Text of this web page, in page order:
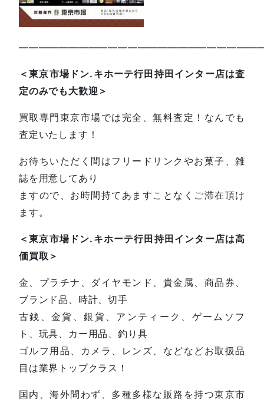
＜東京市場ドン.キホーテ行田持田インター店は査
定のみでも大歓迎＞
買取専門東京市場では完全、無料査定！なんでも
査定いたします！
お待ちいただく間はフリードリンクやお菓子、雑
誌を用意してあり
ますので、お時間持てあますことなくご滞在頂け
ます。
＜東京市場ドン.キホーテ行田持田インター店は高
価買取＞
金、プラチナ、ダイヤモンド、貴金属、商品券、
ブランド品、時計、切手
古銭、金貨、銀貨、アンティーク、ゲームソフ
ト、玩具、カー用品、釣り具
ゴルフ用品、カメラ、レンズ、などなどお取扱品
目は業界トップクラス！
国内、海外問わず、多種多様な販路を持つ東京市